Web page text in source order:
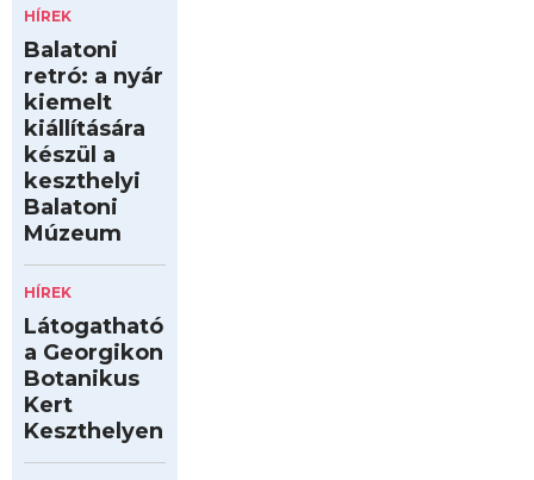
HÍREK
Balatoni
retró: a nyár
kiemelt
kiállítására
készül a
keszthelyi
Balatoni
Múzeum
HÍREK
Látogatható
a Georgikon
Botanikus
Kert
Keszthelyen